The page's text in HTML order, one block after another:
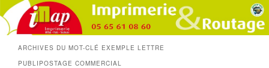
ARCHIVES DU MOT-CLÉ EXEMPLE LETTRE
PUBLIPOSTAGE COMMERCIAL